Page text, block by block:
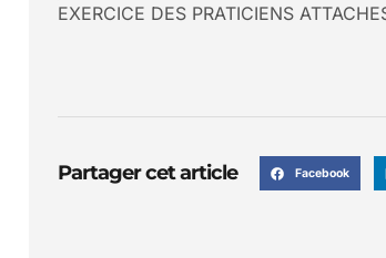
EXERCICE DES PRATICIENS
Partager cet article Facebook